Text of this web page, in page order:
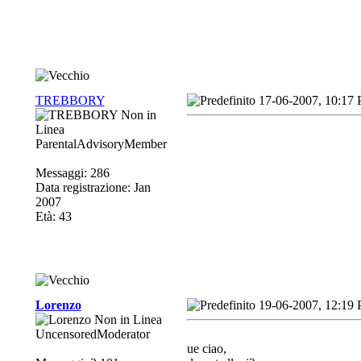
TREBBORY
ParentalAdvisoryMember
Messaggi: 286
Data registrazione: Jan
2007
Età: 43
17-06-2007, 10:17
Lorenzo
UncensoredModerator
19-06-2007, 12:19
ue ciao,